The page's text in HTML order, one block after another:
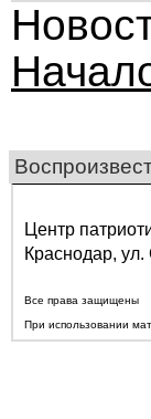
Центр
Краснодар,
Все права защищены
При использовании